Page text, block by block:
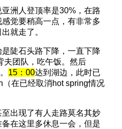
洲人登顶率是30%，在路
感觉要稍高一点，有非常多
就走了。
陡石头路下降，一直下降
夫团队，吃午饭。然后
15：00达到湖边，此时已
（在已经取消hot spring情况
出现了有人走路莫名其妙
在这里多休息一会，但是